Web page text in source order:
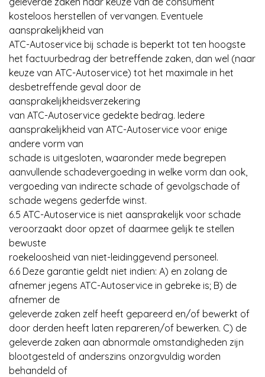
kosteloos herstellen of vervangen. Eventuele
aansprakelijkheid van
ATC-Autoservice bij schade is beperkt tot ten hoogste
het factuurbedrag der betreffende zaken, dan wel (naar
keuze van ATC-Autoservice) tot het maximale in het
desbetreffende geval door de
aansprakelijkheidsverzekering
van ATC-Autoservice gedekte bedrag. Iedere
aansprakelijkheid van ATC-Autoservice voor enige
andere vorm van
schade is uitgesloten, waaronder mede begrepen
aanvullende schadevergoeding in welke vorm dan ook,
vergoeding van indirecte schade of gevolgschade of
schade wegens gederfde winst.
6.5 ATC-Autoservice is niet aansprakelijk voor schade
veroorzaakt door opzet of daarmee gelijk te stellen
bewuste
roekeloosheid van niet-leidinggevend personeel.
6.6 Deze garantie geldt niet indien: A) en zolang de
afnemer jegens ATC-Autoservice in gebreke is; B) de
afnemer de
geleverde zaken zelf heeft gepareerd en/of bewerkt of
door derden heeft laten repareren/of bewerken. C) de
geleverde zaken aan abnormale omstandigheden zijn
blootgesteld of anderszins onzorgvuldig worden
behandeld of